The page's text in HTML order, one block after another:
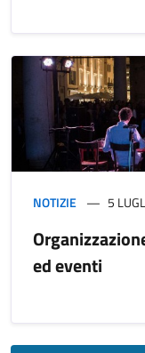
NOTIZIE 5
ed eventi